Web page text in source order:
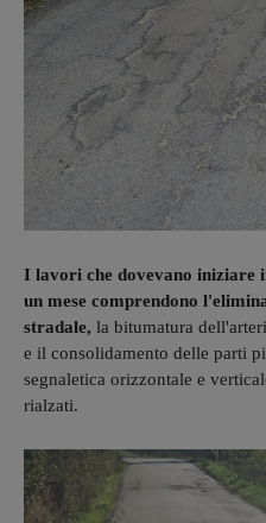
I lavori che dovevano iniziare
un mese comprendono
stradale, la bitumatura
e il consolidamento delle parti
segnaletica orizzontale e
rialzati.